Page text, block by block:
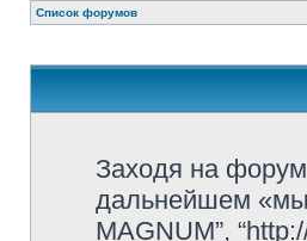
Список форумов
Заходя на
дальнейшем
MAGNUM”,